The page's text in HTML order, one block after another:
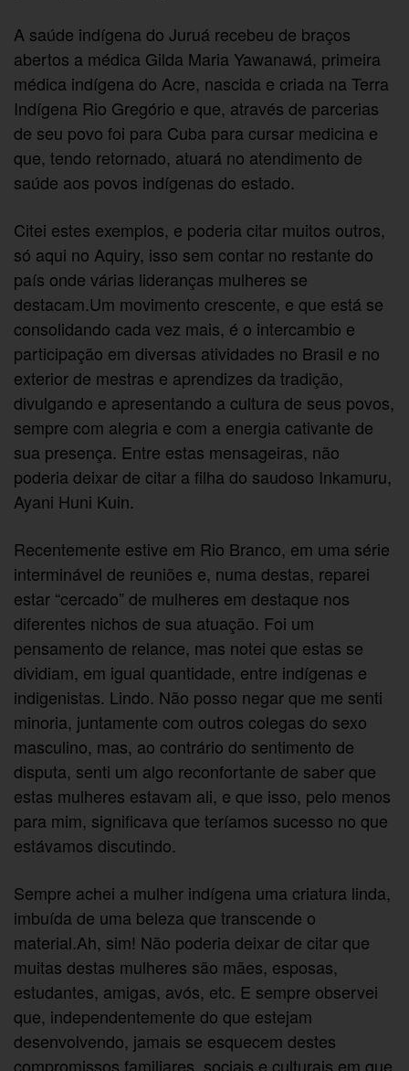
A saúde indígena do Juruá recebeu de braços
abertos a médica Gilda Maria Yawanawá, primeira
médica indígena do Acre, nascida e criada na Terra
Indígena Rio Gregório e que, através de parcerias
de seu povo foi para Cuba para cursar medicina e
que, tendo retornado, atuará no atendimento de
saúde aos povos indígenas do estado.
Citei estes exemplos, e poderia citar muitos outros,
só aqui no Aquiry, isso sem contar no restante do
país onde várias lideranças mulheres se
destacam.Um movimento crescente, e que está se
consolidando cada vez mais, é o intercambio e
participação em diversas atividades no Brasil e no
exterior de mestras e aprendizes da tradição,
divulgando e apresentando a cultura de seus povos,
sempre com alegria e com a energia cativante de
sua presença. Entre estas mensageiras, não
poderia deixar de citar a filha do saudoso Inkamuru,
Ayani Huni Kuin.
Recentemente estive em Rio Branco, em uma série
interminável de reuniões e, numa destas, reparei
estar “cercado” de mulheres em destaque nos
diferentes nichos de sua atuação. Foi um
pensamento de relance, mas notei que estas se
dividiam, em igual quantidade, entre indígenas e
indigenistas. Lindo. Não posso negar que me senti
minoria, juntamente com outros colegas do sexo
masculino, mas, ao contrário do sentimento de
disputa, senti um algo reconfortante de saber que
estas mulheres estavam ali, e que isso, pelo menos
para mim, significava que teríamos sucesso no que
estávamos discutindo.
Sempre achei a mulher indígena uma criatura linda,
imbuída de uma beleza que transcende o
material.Ah, sim! Não poderia deixar de citar que
muitas destas mulheres são mães, esposas,
estudantes, amigas, avós, etc. E sempre observei
que, independentemente do que estejam
desenvolvendo, jamais se esquecem destes
compromissos familiares, sociais e culturais em que